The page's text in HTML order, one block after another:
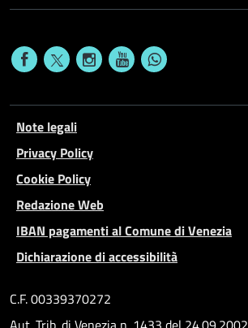
Note legali
Privacy Policy
Cookie Policy
Redazione Web
IBAN pagamenti al Comune di Venezia
Dichiarazione di accessibilità
C.F. 00339370272